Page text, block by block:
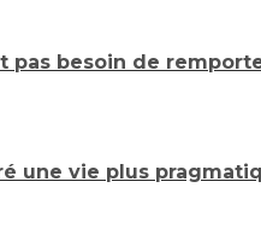
pas besoin de
une vie plus